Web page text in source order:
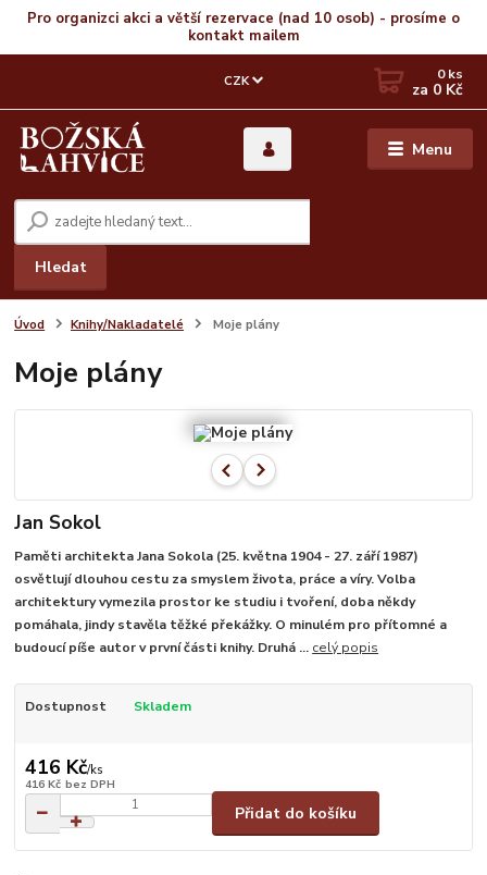
Pro organizci akci a větší rezervace (nad 10 osob) - prosíme o
kontakt mailem
Menu
CZK
Hledat
0ks
za 0 Kč
Úvod Knihy/Nakladatelé Moje plány
Moje plány
Jan Sokol
Paměti architekta Jana Sokola (25. května 1904 - 27. září 1987)
osvětlují dlouhou cestu za smyslem života, práce a víry. Volba
architektury vymezila prostor ke studiu i tvoření, doba někdy
pomáhala, jindy stavěla těžké překážky. O minulém pro přítomné a
budoucí píše autor v první části knihy. Druhá ... celý popis
Dostupnost Skladem
416 Kč/ks
416 Kč bez DPH
Přidat do košíku